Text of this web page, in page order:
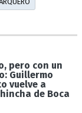
pero con un
Guillermo
vuelve a
de Boca